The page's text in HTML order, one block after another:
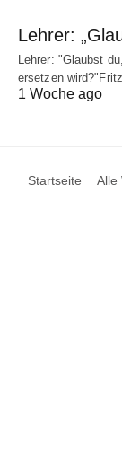
Lehrer:
Lehrer: "Glaubst
ersetzen
1 Woche ago
Startseite Alle